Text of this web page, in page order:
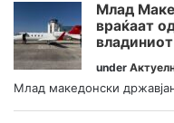
Млад
враќаат
under
Млад македонски